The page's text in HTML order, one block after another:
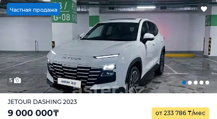
Частная продажа
5
JETOUR DASHING 2023
9 000 000₸ от 233 786 ₸/мес